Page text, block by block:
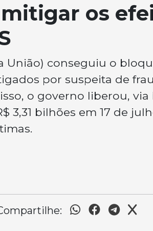
os
União) conseguiu o
por suspeita de
o governo liberou,
3,31 bilhões em 17 de